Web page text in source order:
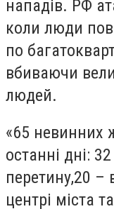
нападів. РФ
коли люди
по
вбиваючи
людей.
«65 невинних
останні дні:
перетину,20 –
центрі міста